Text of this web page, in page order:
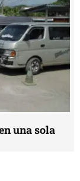
una sola